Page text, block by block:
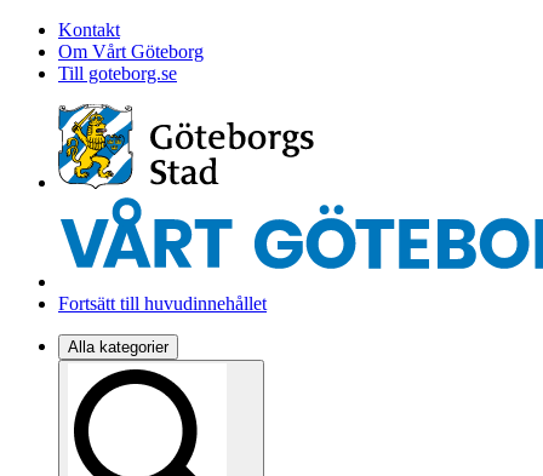
Kontakt
Om Vårt Göteborg
Till goteborg.se
Fortsätt till huvudinnehållet
Alla kategorier